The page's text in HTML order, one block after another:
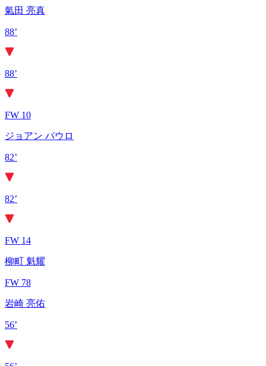
氣田 亮真
88’
88’
FW 10
ジョアン パウロ
82’
82’
FW 14
柳町 魁耀
FW 78
岩崎 亮佑
56’